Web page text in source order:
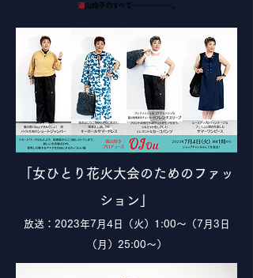
「女ひとり花火大会のためのファッ
ション」
放送：2023年7月4日（火）1:00～（7月3日
（月）25:00〜）